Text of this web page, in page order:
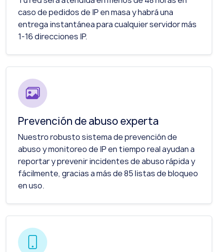
caso de pedidos de IP en masa y habrá una
entrega instantánea para cualquier servidor más
1-16 direcciones IP.
Prevención de abuso experta
Nuestro robusto sistema de prevención de
abuso y monitoreo de IP en tiempo real ayudan a
reportar y prevenir incidentes de abuso rápida y
fácilmente, gracias a más de 85 listas de bloqueo
en uso.